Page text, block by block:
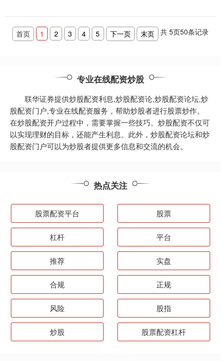
杆，这意....
首页 1 2 3 4 5 下一页 末页 共5页50条记录
专业在线配资炒股
联华证券提供炒股配资利息,炒股配资论,炒股配资论坛,炒
股配资门户,专业在线配资服务，帮助炒股者进行股票炒作。
在炒股配资开户过程中，需要掌握一些技巧。炒股配资不仅可
以实现理财的目标，还能产生利息。此外，炒股配资论坛和炒
股配资门户可以为炒股者提供更多信息和交流的机会。
热点关注
股票配资平台 股票
杠杆 平台
推荐 实盘
合规 正规
风险 股指
炒股 股票配资杠杆